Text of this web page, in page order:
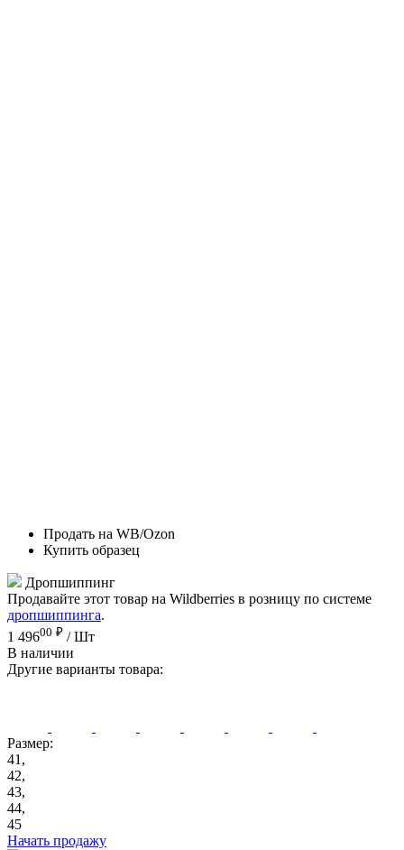
Продать на WB/Ozon
Купить образец
Дропшиппинг
Продавайте этот товар на Wildberries в розницу по системе
дропшиппинга.
1 49600 ₽ / Шт
В наличии
Другие варианты товара:
Размер:
41,
42,
43,
44,
45
Начать продажу